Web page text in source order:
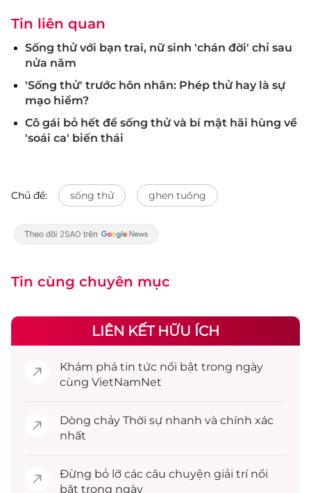
Tin liên quan
Sống thử với bạn trai, nữ sinh 'chán đời' chỉ sau
nửa năm
'Sống thử' trước hôn nhân: Phép thử hay là sự
mạo hiểm?
Cô gái bỏ hết để sống thử và bí mật hãi hùng về
'soái ca' biến thái
Chủ đề: sống thử ghen tuông
Tin cùng chuyên mục
LIÊN KẾT HỮU ÍCH
Khám phá tin tức nổi bật trong ngày
cùng VietNamNet
Dòng chảy Thời sự nhanh và chính xác
nhất
Đừng bỏ lỡ các câu chuyện giải trínổi
bật trong ngày